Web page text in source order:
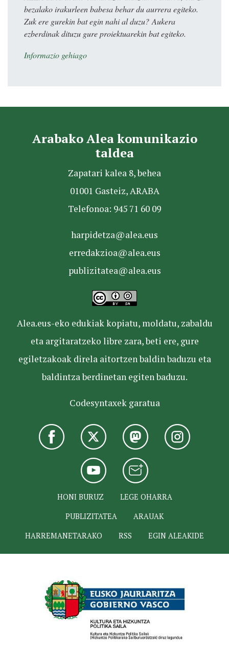
bezalako irakurleen babesa behar du aurrera egiteko.
Zuk ere gurekin bat egin nahi al duzu? Aukera
ezberdinak dituzu gure proiektuarekin bat egiteko.
Informazio gehiago
Arabako Alea komunikazio
taldea
Zapatari kalea 8, behea
01001 Gasteiz, ARABA
Telefonoa: 945 71 60 09
harpidetza@alea.eus
erredakzioa@alea.eus
publizitatea@alea.eus
Alea.eus-eko edukiak kopiatu, moldatu, zabaldu
eta argitaratzeko libre zara, beti ere, gure
egiletzakoak direla aitortzen baldin baduzu eta
baldintza berdinetan egiten baduzu.
Codesyntaxek garatua
HONI BURUZ
LEGE OHARRA
PUBLIZITATEA
ARAUAK
HARREMANETARAKO
RSS EGIN ALEAKIDE